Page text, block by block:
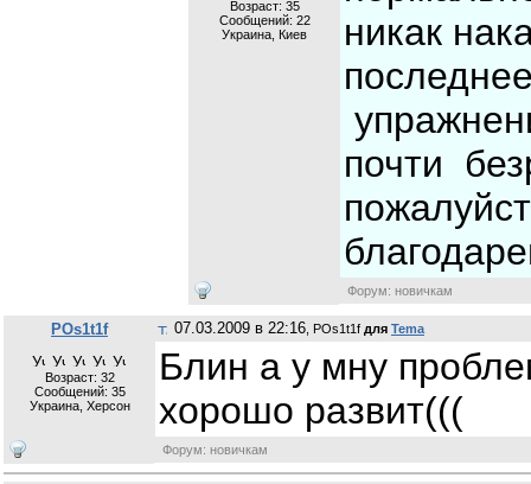
Возраст: 35
Сообщений: 22
Украина, Киев
никак
почти
Форум: новичкам
POs1t1f 07.03.2009 в 22:16 , POs1t1f для Tema
Возраст: 32
Сообщений: 35
Украина, Херсон
Блин а у мну
хорошо развит(((
Форум: новичкам